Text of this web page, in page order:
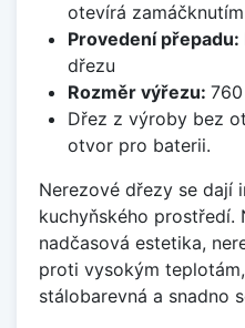
otevírá
Provedení přepadu:
dřezu
Rozměr výřezu:
Dřez z výroby bez
otvor pro baterii.
Nerezové dřezy se dají
kuchyňského prostředí.
nadčasová estetika,
proti vysokým
stálobarevná a snadno